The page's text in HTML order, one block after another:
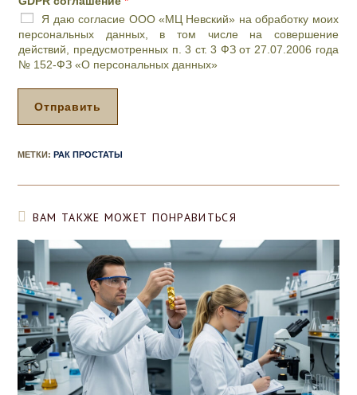
р
и
е
м
а
о
о
*
Я даю согласие ООО «МЦ Невский» на обработку моих
персональных данных, в том числе на совершение
действий, предусмотренных п. 3 ст. 3 ФЗ от 27.07.2006 года
№ 152-ФЗ «О персональных данных»
Отправить
МЕТКИ:РАК ПРОСТАТЫ
ВАМ ТАКЖЕ МОЖЕТ ПОНРАВИТЬСЯ